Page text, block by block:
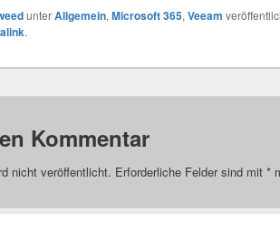
unterAllgemein, Microsoft 365, Veeam
.
Kommentar
nicht veröffentlicht. Erforderliche Felder sind mit *